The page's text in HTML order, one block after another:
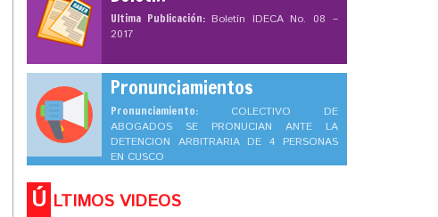
Ultima Publicación: Boletín IDECA No. 08 –
2017
Pronunciamientos
Pronunciamiento: COLECTIVO DE
ABOGADOS SE PRONUCIAN ANTE LA
DETENCION ARBITRARIA DE 4 PERSONAS
EN CUSCO
Ú LTIMOS VIDEOS